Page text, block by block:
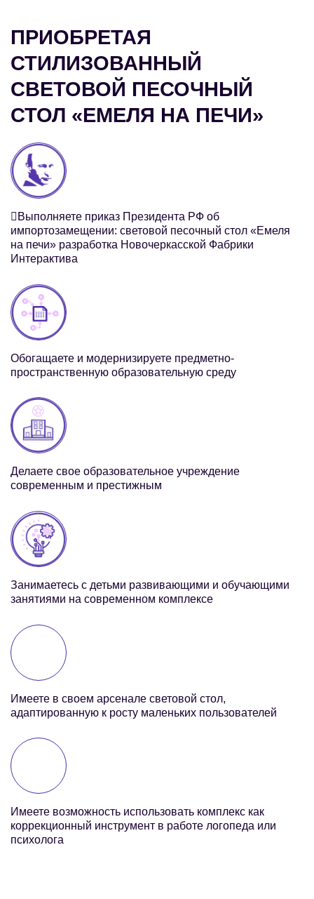
ПРИОБРЕТАЯ
СТИЛИЗОВАННЫЙ
СВЕТОВОЙ ПЕСОЧНЫЙ
СТОЛ «ЕМЕЛЯ НА ПЕЧИ»
Выполняете приказ Президента РФ об
импортозамещении: световой песочный стол «Емеля
на печи» разработка Новочеркасской Фабрики
Интерактива
Обогащаете и модернизируете предметно-
пространственную образовательную среду
Делаете свое образовательное учреждение
современным и престижным
Занимаетесь с детьми развивающими и обучающими
занятиями на современном комплексе
Имеете в своем арсенале световой стол,
адаптированную к росту маленьких пользователей
Имеете возможность использовать комплекс как
коррекционный инструмент в работе логопеда или
психолога